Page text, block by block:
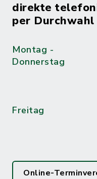
direkte
per Durchwahl
Montag -
Donnerstag
Freitag
Online-